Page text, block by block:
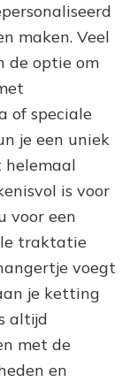
maken. Veel
de optie om
of speciale
je een uniek
helemaal
is voor
voor een
traktatie
voegt
je ketting
altijd
met de
en